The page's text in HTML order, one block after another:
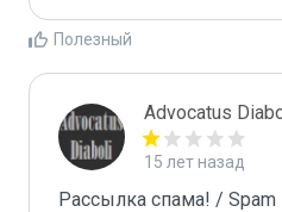
Полезный
Advocatus
15 лет назад
Рассылка спама! / Spam